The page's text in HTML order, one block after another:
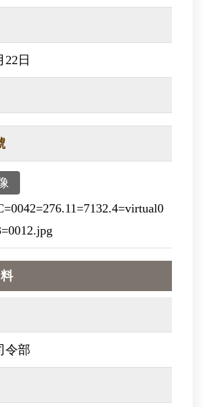
22日
令部